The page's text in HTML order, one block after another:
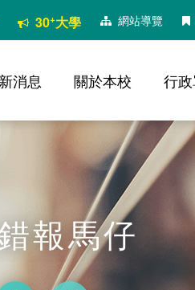
30+大學 網站導覽
消息 關於本校 行
報馬仔